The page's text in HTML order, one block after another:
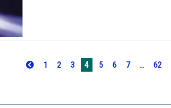
1 2 3 4 5 6 7 ... 62